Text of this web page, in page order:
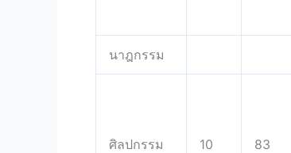
นาฎกรรม
ศิลปกรรม 10 83